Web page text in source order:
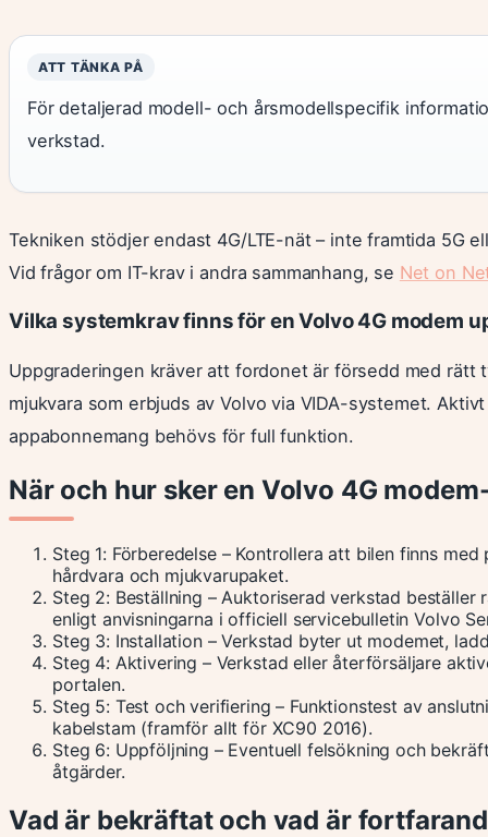
ATT TÄNKA PÅ
För detaljerad modell- och årsmodellspecifik
verkstad.
Tekniken stödjer endast 4G/LTE-nät – inte framtida 5G
Vid frågor om IT-krav i andra sammanhang, se Net on
Vilka systemkrav finns för en Volvo 4G modem
Uppgraderingen kräver att fordonet är försedd med rätt
mjukvara som erbjuds av Volvo via VIDA-systemet.
appabonnemang behövs för full funktion.
När och hur sker en Volvo 4G
Steg 1: Förberedelse – Kontrollera att bilen finns
hårdvara och mjukvarupaket.
Steg 2: Beställning – Auktoriserad verkstad
enligt anvisningarna i officiell servicebulletin Volvo
Steg 3: Installation – Verkstad byter ut modemet,
Steg 4: Aktivering – Verkstad eller återförsäljare
portalen.
Steg 5: Test och verifiering – Funktionstest av
kabelstam (framför allt för XC90 2016).
Steg 6: Uppföljning – Eventuell felsökning och
åtgärder.
Vad är bekräftat och vad är